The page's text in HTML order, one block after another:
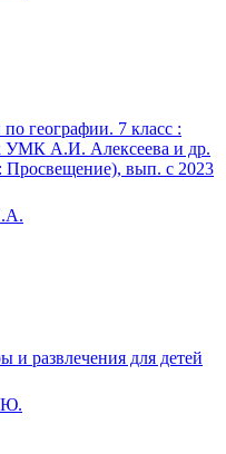
географии. 7 класс :
УМК А.И. Алексеева и др.
Просвещение), вып. с 2023
и развлечения для детей